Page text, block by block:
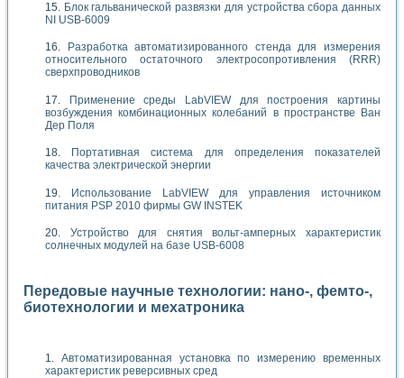
Блок гальванической развязки для устройства сбора данных
NI USB-6009
Разработка автоматизированного стенда для измерения
относительного остаточного электросопротивления (RRR)
сверхпроводников
Применение среды LabVIEW для построения картины
возбуждения комбинационных колебаний в пространстве Ван
Дер Поля
Портативная система для определения показателей
качества электрической энергии
Использование LabVIEW для управления источником
питания PSP 2010 фирмы GW INSTEK
Устройство для снятия вольт-амперных характеристик
солнечных модулей на базе USB-6008
Передовые научные технологии: нано-, фемто-,
биотехнологии и мехатроника
Автоматизированная установка по измерению временных
характеристик реверсивных сред